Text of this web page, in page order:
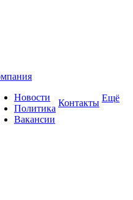
Новости
Политика
Вакансии
Контакты Ещё